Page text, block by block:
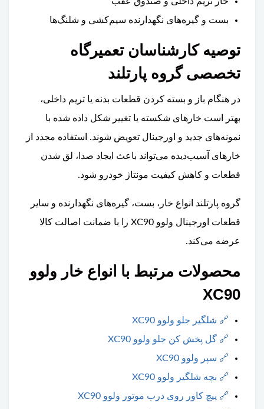
بست و گیره‌های نگهدارنده سیم‌کشی و شلنگ‌ها
توصیه کارشناسان تعمیرگاه
تخصصی گروه پارتلند
در هنگام باز و بسته کردن قطعات بدنه یا تریم داخلی،
بهتر است خارهای شکسته یا تغییر شکل داده شده با
نمونه‌های جدید و اورجینال تعویض شوند. استفاده مجدد از
خارهای آسیب‌دیده می‌تواند باعث ایجاد صدا، لق شدن
قطعات و کاهش کیفیت مونتاژ خودرو شود.
گروه پارتلند انواع خار، بست، گیره‌های نگهدارنده و سایر
قطعات اورجینال ولوو XC90 را با ضمانت اصالت کالا
عرضه می‌کند.
محصولات مرتبط با انواع خار ولوو
XC90
🔗 شلگیر جلو ولوو XC90
🔗 گل پخش کن جلو ولوو XC90
🔗 سپر ولوو XC90
🔗 بچه شلگیر ولوو XC90
🔗 پیچ کاور روی درب موتور ولوو XC90